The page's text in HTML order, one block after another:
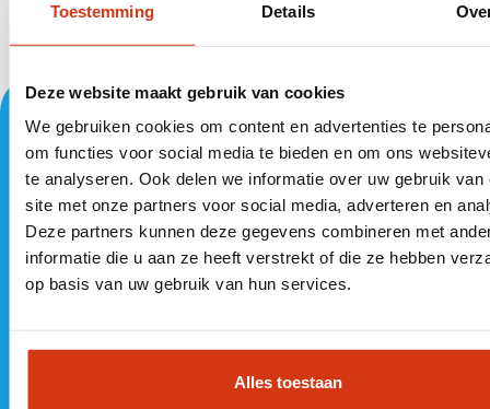
Toestemming Details
Deze website maakt gebruik van cookies
We gebruiken cookies om content en advertenties te
om functies voor social media te bieden en om ons
te analyseren. Ook delen we informatie over uw gebruik van
site met onze partners voor social media, adverteren en
Deze partners kunnen deze gegevens combineren met
informatie die u aan ze heeft verstrekt of die ze hebben
op basis van uw gebruik van hun services.
Alles toestaan
Benieuwd wat we voor
jou
kunnen betekenen?